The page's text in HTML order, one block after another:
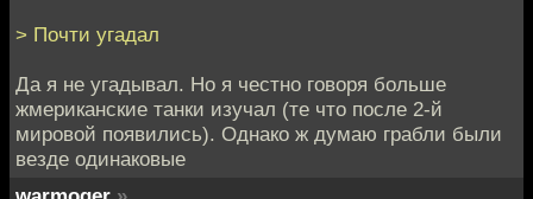
> Почти угадал
Да я не угадывал. Но я честно говоря больше
жмериканские танки изучал (те что после 2-й
мировой появились). Однако ж думаю грабли были
везде одинаковые